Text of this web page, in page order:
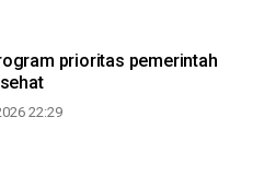
prioritas pemerintah
22:29